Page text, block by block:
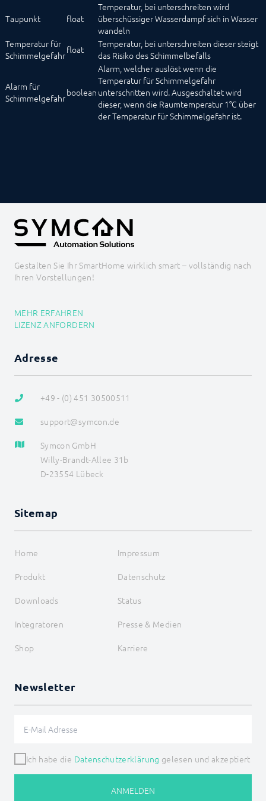
Taupunkt float
Temperatur, bei unterschreiten wird
überschüssiger Wasserdampf sich in Wasser
wandeln
Temperatur für
Schimmelgefahrfloat
Temperatur, bei unterschreiten dieser steigt
das Risiko des Schimmelbefalls
Alarm für
Schimmelgefahrboolean
Alarm, welcher auslöst wenn die
Temperatur für Schimmelgefahr
unterschritten wird. Ausgeschaltet wird
dieser, wenn die Raumtemperatur 1°C über
der Temperatur für Schimmelgefahr ist.
Gestalten Sie Ihr SmartHome wirklich smart – vollständig nach
Ihren Vorstellungen!
MEHR ERFAHREN
LIZENZ ANFORDERN
Adresse
+49 - (0) 451 30500511
support@symcon.de
Symcon GmbH
Willy-Brandt-Allee 31b
D-23554 Lübeck
Sitemap
Home
Impressum
Produkt
Datenschutz
Downloads
Status
Integratoren
Presse & Medien
Shop
Karriere
Newsletter
Ich habe die Datenschutzerklärung gelesen und akzeptiert
ANMELDEN